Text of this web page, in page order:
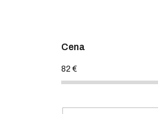
Cena
82 €